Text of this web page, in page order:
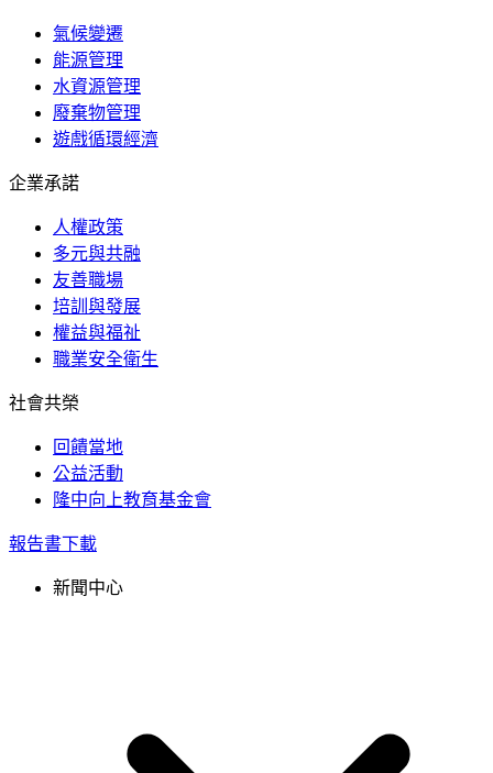
氣候變遷
能源管理
水資源管理
廢棄物管理
遊戲循環經濟
企業承諾
人權政策
多元與共融
友善職場
培訓與發展
權益與福祉
職業安全衛生
社會共榮
回饋當地
公益活動
隆中向上教育基金會
報告書下載
新聞中心